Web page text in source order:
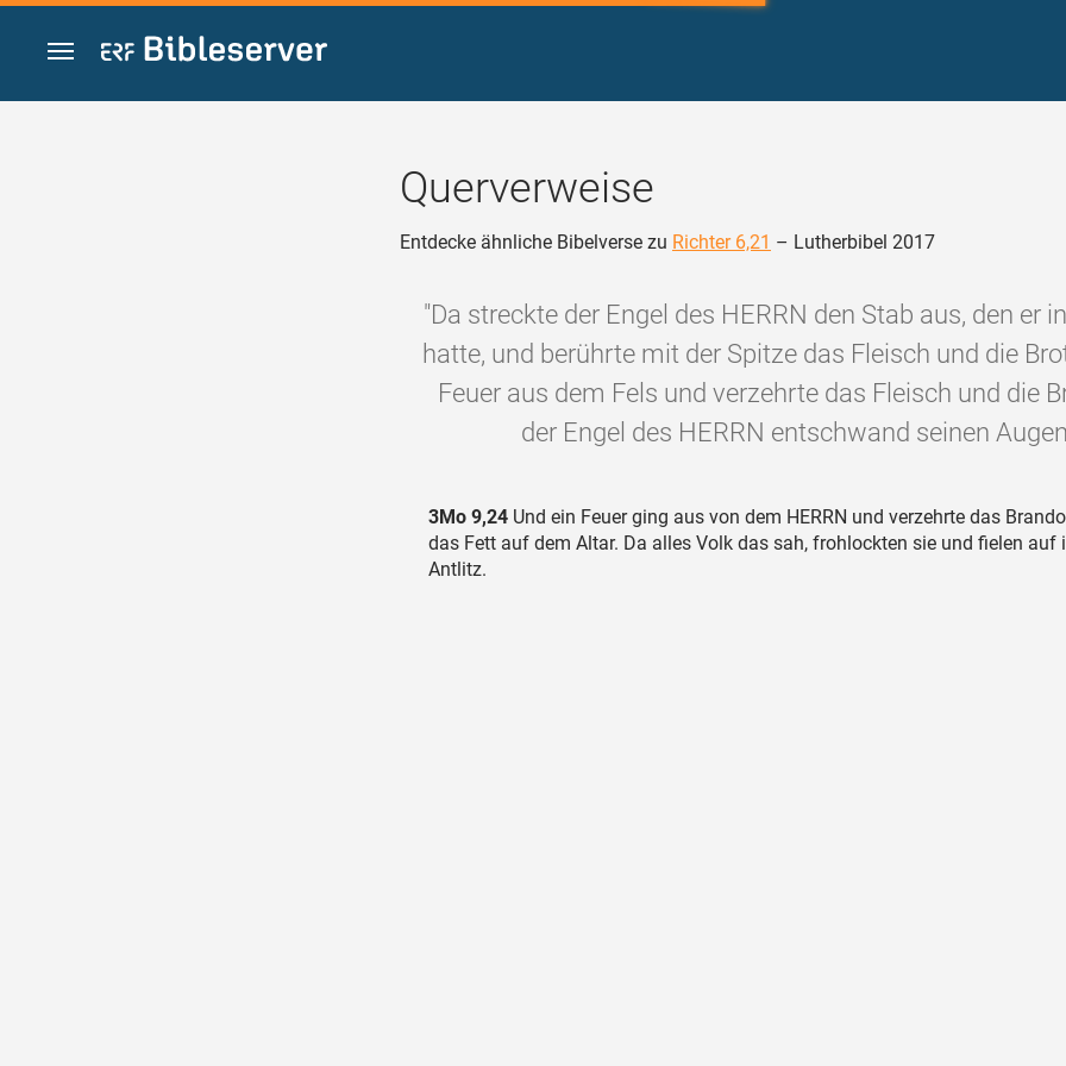
Zum Inhalt springen
Querverweise
Entdecke ähnliche Bibelverse zu Richter 6,21 – Lutherbibel 2017
"Da streckte der Engel des HERRN den Stab aus, den er
hatte, und berührte mit der Spitze das Fleisch und die
Feuer aus dem Fels und verzehrte das Fleisch und die
der Engel des HERRN entschwand seinen
3Mo 9,24 Und ein Feuer ging aus von dem HERRN und verzehrte das
das Fett auf dem Altar. Da alles Volk das sah, frohlockten sie und fielen auf
Antlitz.